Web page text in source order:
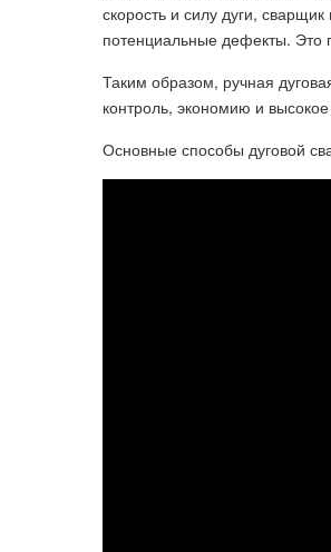
скорость и силу дуги,
потенциальные дефекты. Это
Таким образом, ручная
контроль, экономию и
Основные способы дуговой